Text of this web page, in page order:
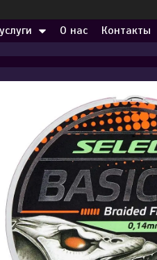
О нас Контакты